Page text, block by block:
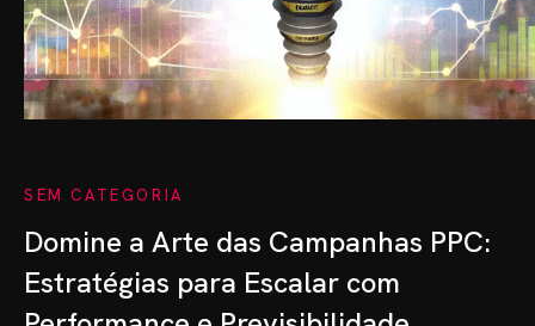
SEM CATEGORIA
Domine a Arte das Campanhas PPC:
Estratégias para Escalar com